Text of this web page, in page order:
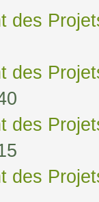
des
des
des
des